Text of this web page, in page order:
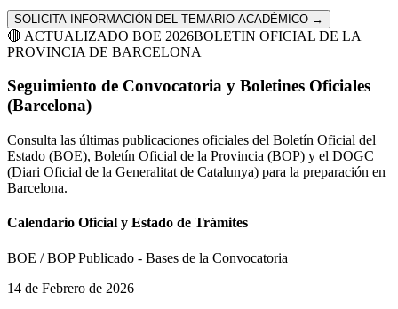
SOLICITA INFORMACIÓN DEL TEMARIO ACADÉMICO →
🔴 ACTUALIZADO BOE 2026BOLETIN OFICIAL DE LA
PROVINCIA DE BARCELONA
Seguimiento de Convocatoria y Boletines Oficiales
(Barcelona)
Consulta las últimas publicaciones oficiales del Boletín Oficial del
Estado (BOE), Boletín Oficial de la Provincia (BOP) y el DOGC
(Diari Oficial de la Generalitat de Catalunya) para la preparación en
Barcelona.
Calendario Oficial y Estado de Trámites
BOE / BOP Publicado - Bases de la Convocatoria
14 de Febrero de 2026